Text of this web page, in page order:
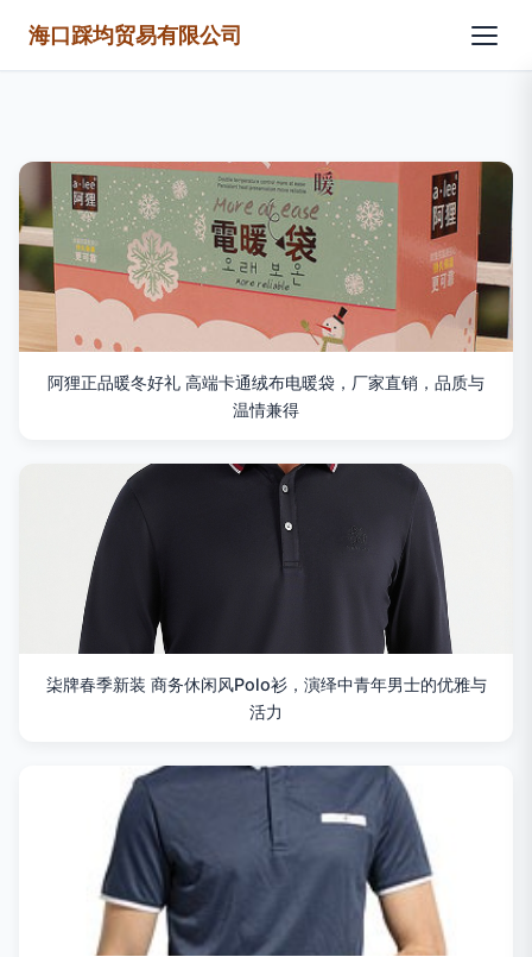
海口踩均贸易有限公司
阿狸正品暖冬好礼 高端卡通绒布电暖袋，厂家直销，品质与
温情兼得
柒牌春季新装 商务休闲风Polo衫，演绎中青年男士的优雅与
活力